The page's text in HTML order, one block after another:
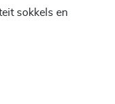
sokkels en